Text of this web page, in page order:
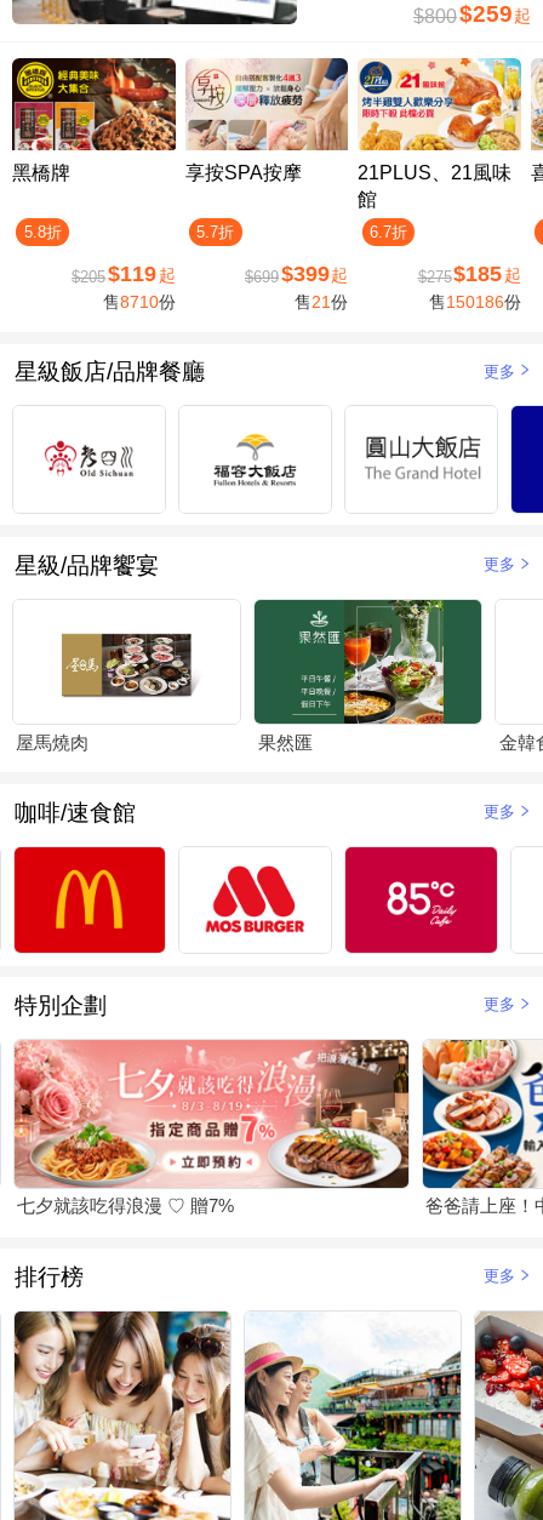
$800$259 起
黑橋牌
5.8折
$205$119 起
售8710份
享按SPA按摩
5.7折
$699$399起
售21份
21PLUS、21風味
館
6.7折
$275$185 起
售150186份
星級飯店/品牌餐廳 更多
星級/品牌饗宴 更多
屋馬燒肉 果然匯 金韓
咖啡/速食館 更多
特別企劃 更多
七夕就該吃得浪漫 ♡ 贈7% 爸爸請上座！
排行榜 更多